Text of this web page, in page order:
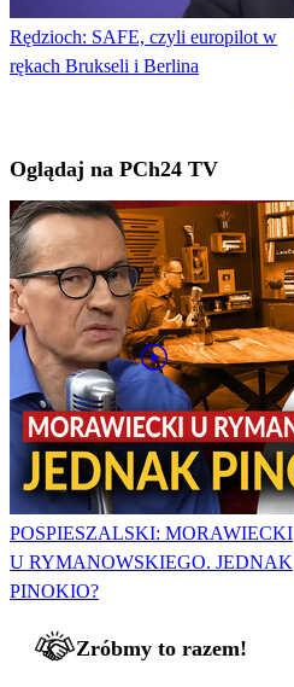
Rędzioch: SAFE, czyli europilot w
rękach Brukseli i Berlina
Oglądaj na PCh24 TV
POSPIESZALSKI: MORAWIECKI
U RYMANOWSKIEGO. JEDNAK
PINOKIO?
Zróbmy to razem!